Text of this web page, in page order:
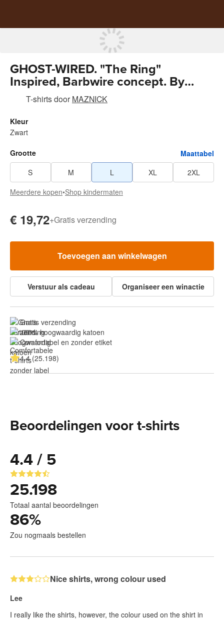
GHOST-WIRED. "The Ring"
Inspired, Barbwire concept. By
Maznick
T-shirtsdoor MAZNICK
Kleur
Zwart
Grootte
Maattabel
S
M L XL
2XL
Meerdere kopen•Shop kindermaten
€ 19,72+Gratis verzending
Toevoegen aan winkelwagen
Verstuur als cadeau Organiseer een winactie
Gratis verzending
100% hoogwaardig katoen
Comfortabel en zonder etiket
4.4 (25.198)
Beoordelingen voor t-shirts
4.4 / 5
25.198
Totaal aantal beoordelingen
86%
Zou nogmaals bestellen
Nice shirts, wrong colour used
Lee
I really like the shirts, however, the colour used on the shirt in